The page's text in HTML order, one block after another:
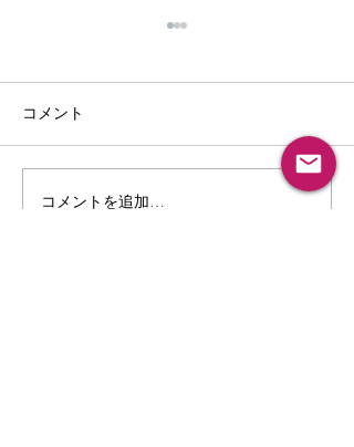
5/22/2026 音楽家と作品へ
コメント
コメントを追加…